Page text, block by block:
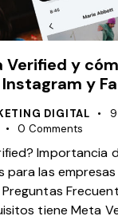
Verified y
y
DIGITAL
0 Comments
Importancia
las empresas
tiene Meta